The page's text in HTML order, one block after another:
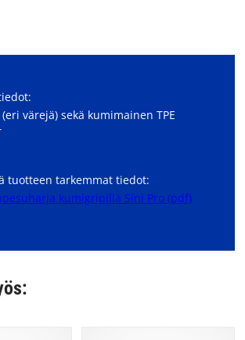
(eri värejä) sekä kumimainen TPE
tuotteen tarkemmat tiedot:
kumigripillä Sini Pro (pdf)